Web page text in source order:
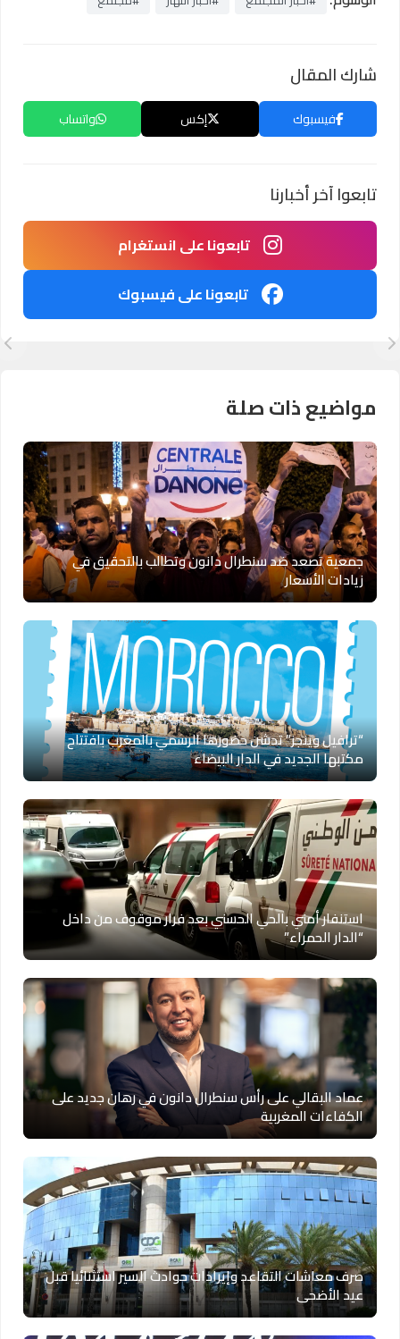
شارك المقال
فيسبوك إكس واتساب
تابعوا آخر أخبارنا
تابعونا على انستغرام
تابعونا على فيسبوك
مواضيع ذات صلة
جمعية تصعد ضد سنطرال دانون وتطالب بالتحقيق في
زيادات الأسعار
“ترافيل وينجز” تدشن حضورها الرسمي بالمغرب بافتتاح
مكتبها الجديد في الدار البيضاء
استنفار أمني بالحي الحسني بعد فرار موقوف من داخل
“الدار الحمراء”
عماد البقالي على رأس سنطرال دانون في رهان جديد على
الكفاءات المغربية
صرف معاشات التقاعد وإيرادات حوادث السير استثنائيا قبل
عيد الأضحى